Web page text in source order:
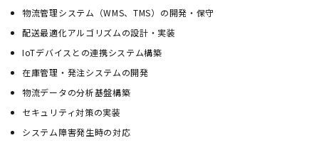
物流管理システム（WMS、TMS）の開発・保守
配送最適化アルゴリズムの設計・実装
IoTデバイスとの連携システム構築
在庫管理・発注システムの開発
物流データの分析基盤構築
セキュリティ対策の実装
システム障害発生時の対応